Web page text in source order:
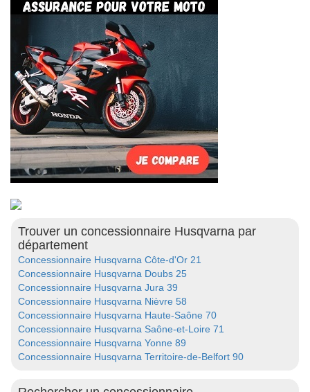
Trouver un concessionnaire Husqvarna par
département
Concessionnaire Husqvarna Côte-d'Or 21
Concessionnaire Husqvarna Doubs 25
Concessionnaire Husqvarna Jura 39
Concessionnaire Husqvarna Nièvre 58
Concessionnaire Husqvarna Haute-Saône 70
Concessionnaire Husqvarna Saône-et-Loire 71
Concessionnaire Husqvarna Yonne 89
Concessionnaire Husqvarna Territoire-de-Belfort 90